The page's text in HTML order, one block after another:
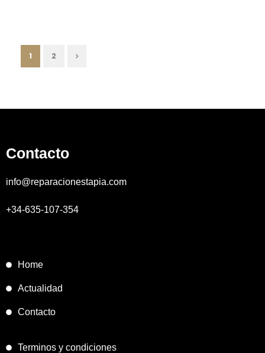
1 2
Contacto
info@reparacionestapia.com
+34-635-107-354
Home
Actualidad
Contacto
Terminos y condiciones